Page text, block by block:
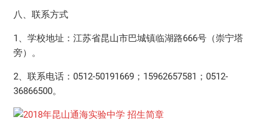
八、联系方式
1、学校地址：江苏省昆山市巴城镇临湖路666号（崇宁塔
旁）。
2、联系电话：0512-50191669；15962657581；0512-
36866500。